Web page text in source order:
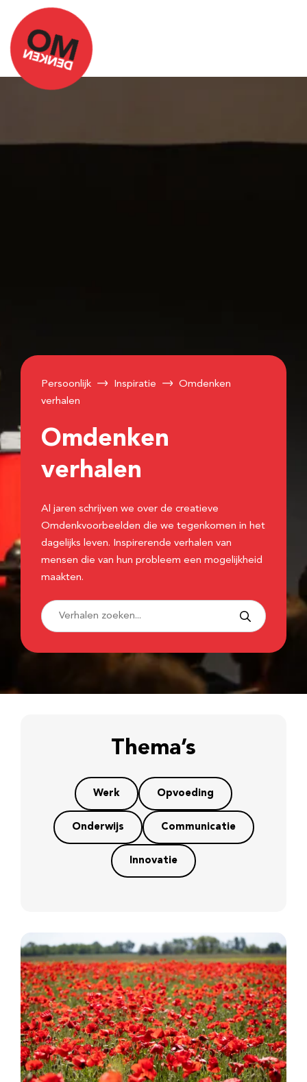
Persoonlijk Inspiratie
Omdenken
verhalen
Omdenken
verhalen
Al jaren schrijven we over de creatieve
Omdenkvoorbeelden die we tegenkomen in het
dagelijks leven. Inspirerende verhalen van
mensen die van hun probleem een mogelijkheid
maakten.
Thema’s
Werk Opvoeding
Onderwijs Communicatie
Innovatie